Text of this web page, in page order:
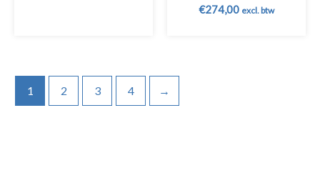
€274,00 excl. btw
1 2 3 4 →